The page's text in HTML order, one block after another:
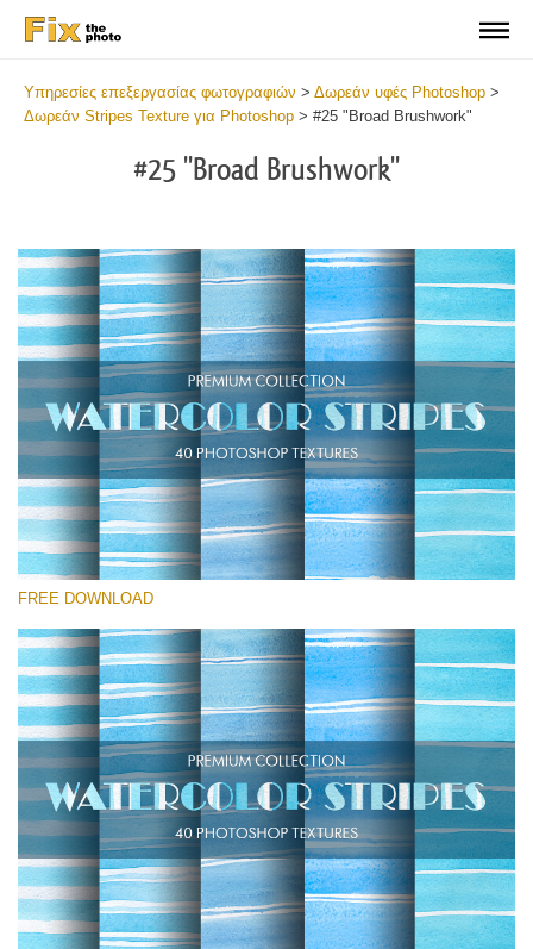
Υπηρεσίες επεξεργασίας φωτογραφιών > Δωρεάν υφές Photoshop >
Δωρεάν Stripes Texture για Photoshop > #25 "Broad Brushwork"
#25 "Broad Brushwork"
Please select
Small 800*533px
Stripes Watercolor
(25 Textures)
Large 6000*4000px
Entire Collection
(1783 Overlays)
Large 6000*4000px
FREE DOWNLOAD